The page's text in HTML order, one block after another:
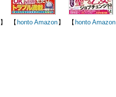
】 【honto Amazon】 【honto Amazon